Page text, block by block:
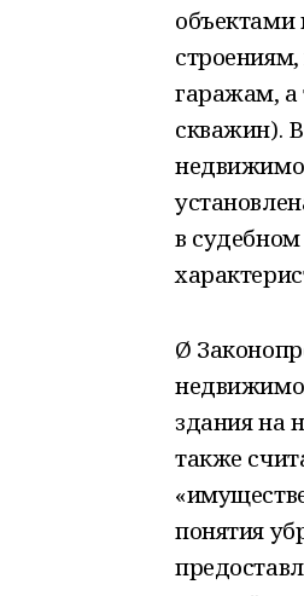
гаражам, а
скважин).
в
Ø
здания на
также
понятия